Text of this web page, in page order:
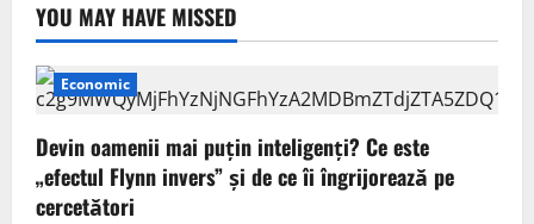
YOU MAY HAVE MISSED
Economic
Devin oamenii mai puțin inteligenți? Ce este
„efectul Flynn invers” și de ce îi îngrijorează pe
cercetători